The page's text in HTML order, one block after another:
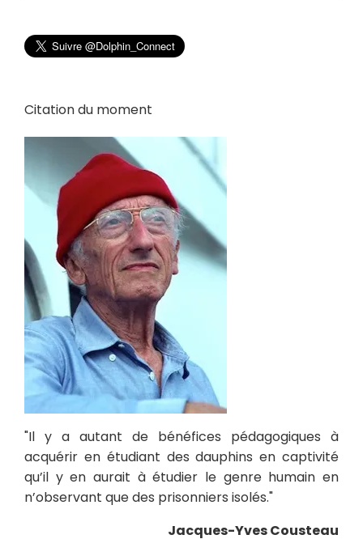
Citation du moment
"Il y a autant de bénéfices pédagogiques à
acquérir en étudiant des dauphins en captivité
qu’il y en aurait à étudier le genre humain en
n’observant que des prisonniers isolés."
Jacques-Yves Cousteau